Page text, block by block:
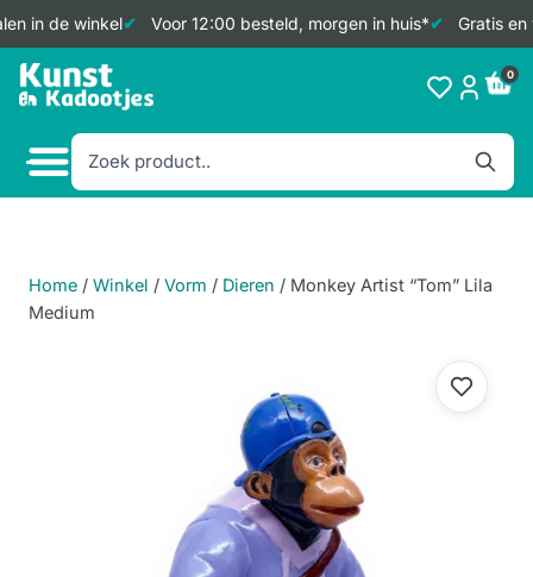
in de winkel Voor 12:00 besteld, morgen in huis* Gratis en
Doorgaan
naar
0
Home / Winkel / Vorm / Dieren / Monkey Artist “Tom” Lila
Medium